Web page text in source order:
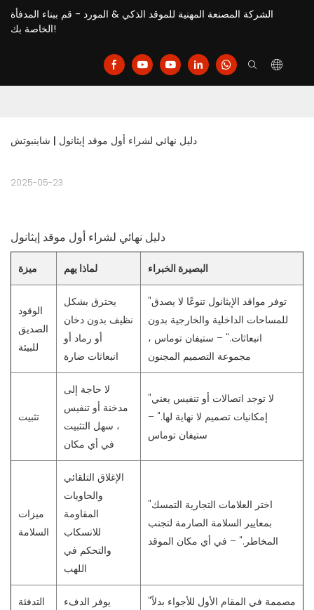
الشركة المصنعة المهنية للموقد الذكي & المورد - قم ببناء المدفأة
الخاصة بك!
دليل نهائي لشراء أول موقد إيثانول | شاينبوتش
2025-05-23
دليل نهائي لشراء أول موقد إيثانول
ميزة لماذا يهم البصيرة الخبراء
الوقود
الصديق
للبيئة
يحترق بشكل
نظيف بدون دخان
أو رماد أو
انبعاثات ضارة
"توفر مواقد الإيثانول تنوعًا لا يصدق
للمساحات الداخلية والخارجية بدون
انبعاثات." – ستيفان توماس ،
مجموعة التصميم المجنون
تثبيت
لا حاجة إلى
مدخنة أو تنفيس
، سهل التثبيت
في أي مكان
"لا توجد اتصالات أو تنفيس يعني
إمكانيات تصميم لا نهاية لها." –
ستيفان توماس
ميزات
السلامة
الإغلاق التلقائي
والحاويات
المقاومة
للانسكاب
والتحكم في
اللهب
"اختر العلامات التجارية التمسك
بمعايير السلامة الصارمة لتجنب
المخاطر." – في أي مكان الموقد
التدفئة
يوفر الدفء
"مصممة في المقام الأول للأجواء بدلاً